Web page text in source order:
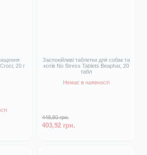
20 г
Заспокійливі таблетки для собак та
котів No Stress Tablets Beaphar, 20
табл
Немає в наявності
448,80 грн.
403,92 грн.